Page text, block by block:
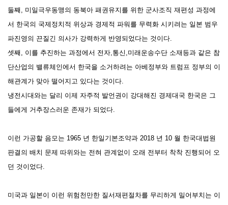
둘째, 미일극우동맹의 동북아 패권유지를 위한 군사조직 재편성 과정에
서 한국의 국제정치적 위상과 경제적 파워를 무력화 시키려는 일본 범우
파진영의 끈질긴 의사가 강력하게 반영되었다는 것 이다.
셋째, 이를 추진하는 과정에서 전자,통신,미래운송수단 소재등과 같은 참
단산업의 밸류체인에서 한국을 소거하려는 아베정부와 트럼프 정부의 이
해관계가 맞아 떨어지고 있다는 것이다.
냉전시대와는 달리 이제 자주적 발언권이 강대해진 경제대국 한국은 그
들에게 거추장스러운 존재가 되었다.
이런 가공할 음모는 1965 년 한일기본조약과 2018 년 10 월 한국대법원
판결의 배치 문제 따위와는 전혀 관계없이 오래 전부터 착착 진행되어 오
던 것이었다.
미국과 일본이 이런 위험천만한 질서재편절차를 무리하게 밀어부치는 이